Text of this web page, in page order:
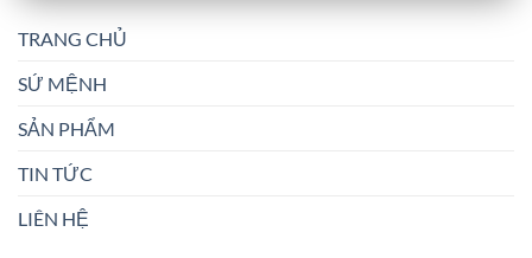
TRANG CHỦ
SỨ MỆNH
SẢN PHẨM
TIN TỨC
LIÊN HỆ